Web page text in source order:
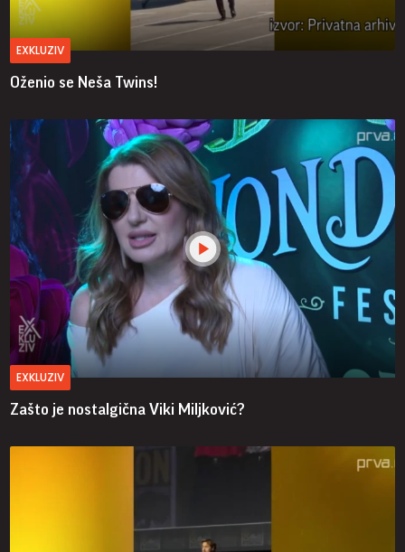
EXKLUZIV
Oženio se Neša Twins!
EXKLUZIV
Zašto je nostalgična Viki Miljković?